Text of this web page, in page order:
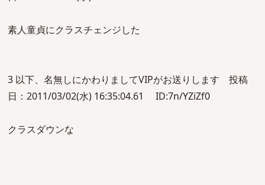
素人童貞にクラスチェンジした
3 以下、名無しにかわりましてVIPがお送りします 投稿
日：2011/03/02(水) 16:35:04.61 ID:7n/YZiZf0
クラスダウンな